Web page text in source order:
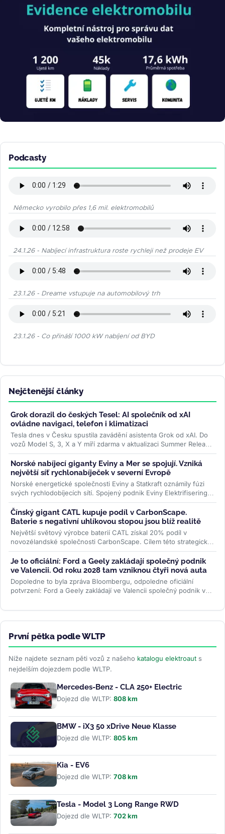
Podcasty
Německo vyrobilo přes 1,6 mil. elektromobilů
24.1.26 - Nabíjecí infrastruktura roste rychleji než prodeje EV
23.1.26 - Dreame vstupuje na automobilový trh
23.1.26 - Co přináší 1000 kW nabíjení od BYD
Nejčtenější články
Grok dorazil do českých Tesel: AI společník od xAI
ovládne navigaci, telefon i klimatizaci
Tesla dnes v Česku spustila zavádění asistenta Grok od xAI. Do
vozů Model S, 3, X a Y míří zdarma v aktualizaci Summer Release
— hlasem...>>
Norské nabíjecí giganty Eviny a Mer se spojují. Vzniká
největší síť rychlonabíječek v severní Evropě
Norské energetické společnosti Eviny a Statkraft oznámily fúzi
svých rychlodobíjecích sítí. Spojený podnik Eviny Elektrifisering
bude mít...>>
Čínský gigant CATL kupuje podíl v CarbonScape.
Baterie s negativní uhlíkovou stopou jsou blíž realitě
Největší světový výrobce baterií CATL získal 20% podíl v
novozélandské společnosti CarbonScape. Cílem této strategické
investice je...>>
Je to oficiální: Ford a Geely zakládají společný podnik
ve Valencii. Od roku 2028 tam vzniknou čtyři nová auta
Dopoledne to byla zpráva Bloombergu, odpoledne oficiální
potvrzení: Ford a Geely zakládají ve Valencii společný podnik v
První pětka podle WLTP
Níže najdete seznam pěti vozů z našeho katalogu elektroaut s
nejdelším dojezdem podle WLTP.
Mercedes-Benz - CLA 250+ Electric
Dojezd dle WLTP: 808 km
BMW - iX3 50 xDrive Neue Klasse
Dojezd dle WLTP: 805 km
Kia - EV6
Dojezd dle WLTP: 708 km
Tesla - Model 3 Long Range RWD
Dojezd dle WLTP: 702 km